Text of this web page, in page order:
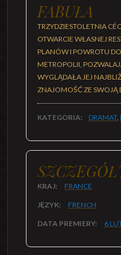
FABUŁA
TRZYDZIESTOLETNIA
OTWARCIE WŁASNEJ
PLANÓW I POWROTU
METROPOLII,
WYGLĄDAŁA JEJ
ZNAJOMOŚĆ ZE SWOJĄ
KATEGORIA: DRAMAT,
KRAJ: FRANCE
JĘZYK: FRENCH
DATA PREMIERY: 6